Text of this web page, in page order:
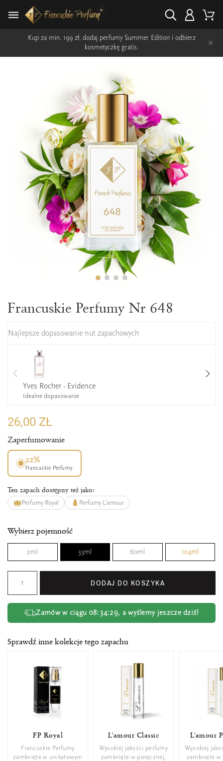
Kup za min. 199 zł, dodaj perfumy Summer Edition i odbierz
kosmetyczkę gratis.
×
Francuskie Perfumy Nr 648
Najlepsze dopasowanie nut zapachowych
Yves Rocher - Evidence
Idealne dopasowanie
26,00 ZŁ
Zaperfumowanie
22%
Francuskie Perfumy
Ten zapach dostępny też jako:
Perfumy Royal Perfumy L'amour
Wybierz pojemność
2ml 33ml 60ml 104ml
DODAJ DO KOSZYKA
Zamów w ciągu 08:34:29, a wyślemy jeszcze dziś!
Sprawdź inne kolekcje tego zapachu
FP Royal
Francuskie Perfumy
zamknięte w unikatowym
L'amour Classic
Wysokiej jakości perfumy
zamknięte w poręcznej,
L'amour
Wysokiej
zamknięte w